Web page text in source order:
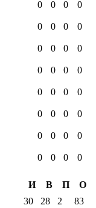
0 0 0 0
0 0 0 0
0 0 0 0
0 0 0 0
0 0 0 0
0 0 0 0
0 0 0 0
0 0 0
0
И В П
О
30 28 2 83